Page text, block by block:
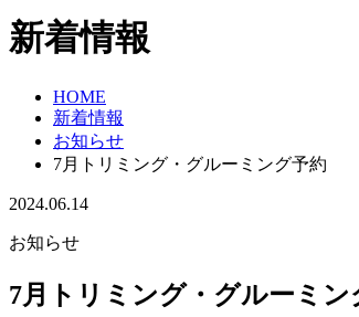
新着情報
HOME
新着情報
お知らせ
7月トリミング・グルーミング予約
2024.06.14
お知らせ
7月トリミング・グルーミン